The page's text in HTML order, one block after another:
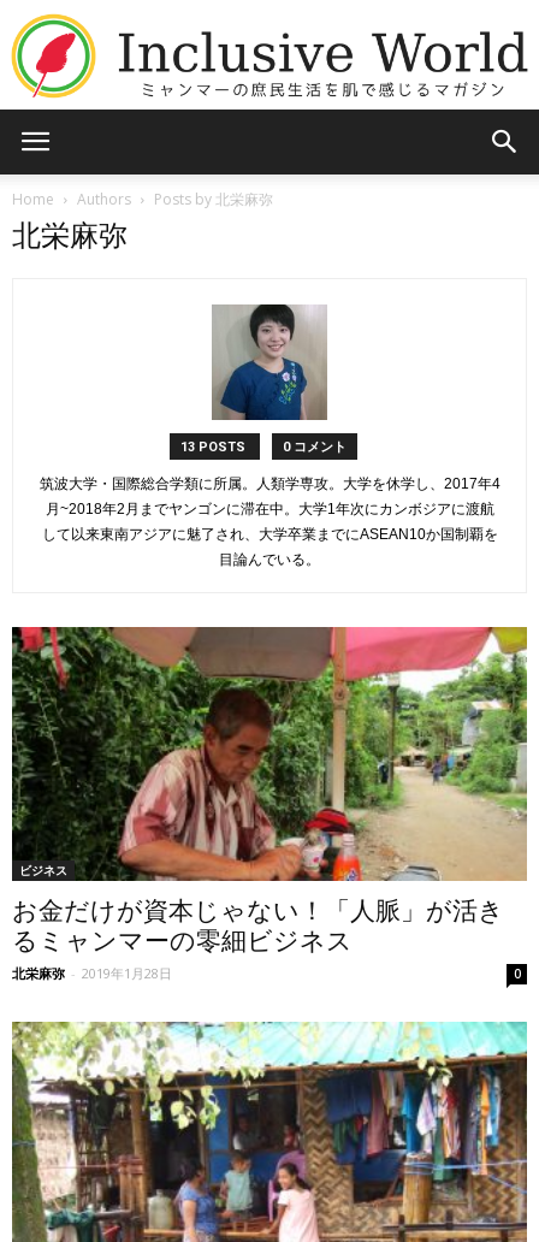
Home Authors Posts by 北栄麻弥
北栄麻弥
13 POSTS 0 コメント
筑波大学・国際総合学類に所属。人類学専攻。大学を休学し、2017年4
月~2018年2月までヤンゴンに滞在中。大学1年次にカンボジアに渡航
して以来東南アジアに魅了され、大学卒業までにASEAN10か国制覇を
目論んでいる。
ビジネス
お金だけが資本じゃない！「人脈」が活き
るミャンマーの零細ビジネス
北栄麻弥 - 2019年1月28日 0